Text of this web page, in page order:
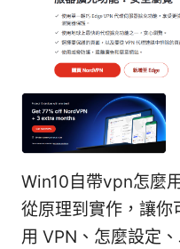
Win10自帶vpn怎麼
從原理到實作，讓你
用 VPN、怎麼設定